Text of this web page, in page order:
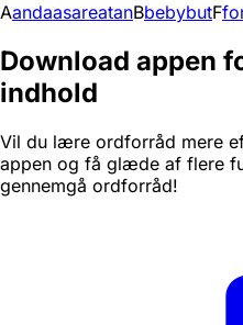
AandaasareatanBbebybutF
Download appen
indhold
Vil du lære ordforråd mere
appen og få glæde af flere
gennemgå ordforråd!